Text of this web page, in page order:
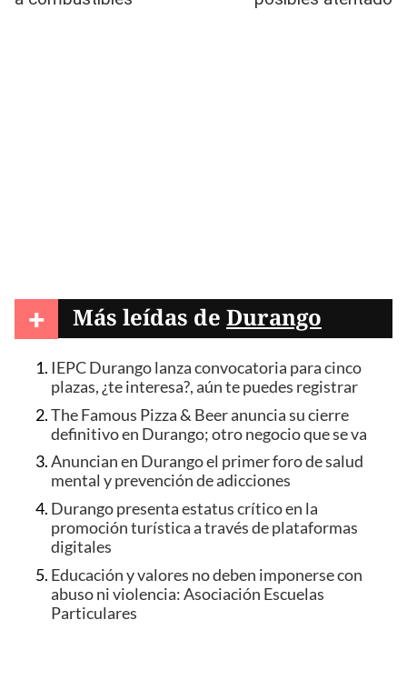
+ Más leídas de Durango
IEPC Durango lanza convocatoria para cinco
plazas, ¿te interesa?, aún te puedes registrar
The Famous Pizza & Beer anuncia su cierre
definitivo en Durango; otro negocio que se va
Anuncian en Durango el primer foro de salud
mental y prevención de adicciones
Durango presenta estatus crítico en la
promoción turística a través de plataformas
digitales
Educación y valores no deben imponerse con
abuso ni violencia: Asociación Escuelas
Particulares